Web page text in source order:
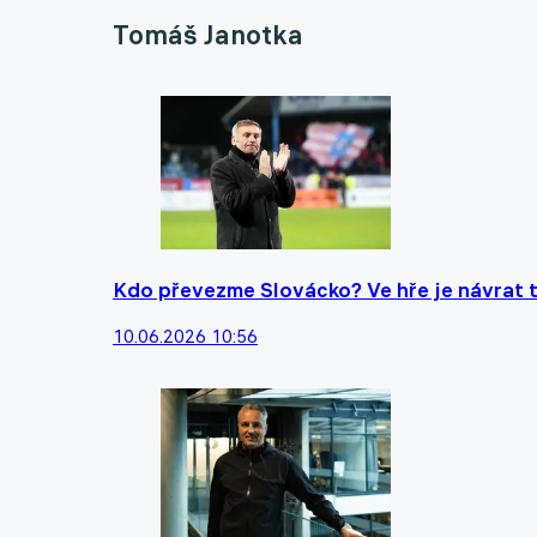
Tomáš Janotka
Kdo převezme Slovácko? Ve hře je
10.06.2026 10:56